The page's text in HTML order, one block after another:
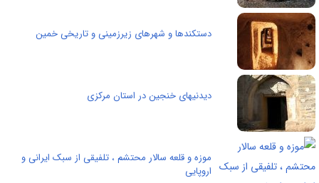
دستکندها و شهرهای زیرزمینی و تاریخی خمین
دیدنیهای خنجین در استان مرکزی
موزه و قلعه سالار محتشم ، تلفیقی از سبک ایرانی و
اروپایی